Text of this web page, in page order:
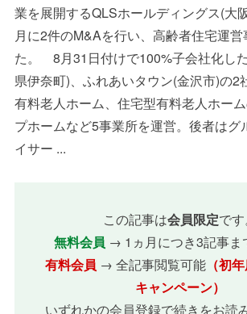
業を展開するQLSホールディングス(大
月に2件のM&Aを行い、高齢者住宅運営
た。 8月31日付けで100%子会社化し
県伊奈町)、ふれあいタウン(金沢市)の2
有料老人ホーム、住宅型有料老人ホー
プホームなど5事業所を運営。後者はグ
イサー ...
この記事は会員限定です
無料会員 → 1ヵ月につき3記事ま
有料会員 → 全記事閲覧可能（初
キャンペーン）
いずれかの会員登録で続きをお読